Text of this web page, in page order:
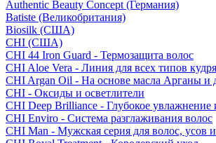
Authentic Beauty Concept (Германия)
Batiste (Великобритания)
Biosilk (США)
CHI (США)
CHI 44 Iron Guard - Термозащита волос
CHI Aloe Vera - Линия для всех типов
CHI Argan Oil - На основе масла Арганы и
CHI - Оксиды и осветлители
CHI Deep Brilliance - Глубокое увлажнение
CHI Enviro - Система разглаживания волос
CHI Man - Мужская серия для волос, усов